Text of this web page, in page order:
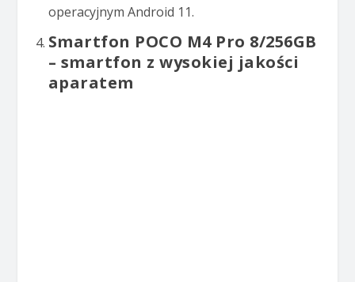
operacyjnym Android 11.
Smartfon POCO M4 Pro 8/256GB
– smartfon z wysokiej jakości
aparatem